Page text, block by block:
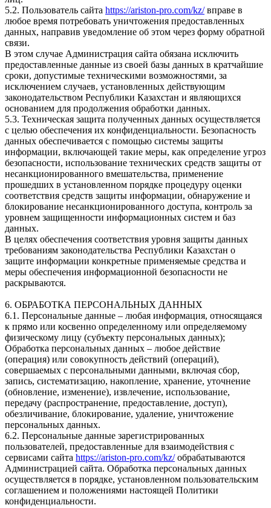
5.2. Пользователь сайта https://ariston-pro.com/kz/вправе в
любое время потребовать уничтожения предоставленных
данных, направив уведомление об этом через форму обратной
связи.
В этом случае Администрация сайта обязана исключить
предоставленные данные из своей базы данных в кратчайшие
сроки, допустимые техническими возможностями, за
исключением случаев, установленных действующим
законодательством Республики Казахстан и являющихся
основанием для продолжения обработки данных.
5.3. Техническая защита полученных данных осуществляется
с целью обеспечения их конфиденциальности. Безопасность
данных обеспечивается с помощью системы защиты
информации, включающей такие меры, как определение угроз
безопасности, использование технических средств защиты от
несанкционированного вмешательства, применение
прошедших в установленном порядке процедуру оценки
соответствия средств защиты информации, обнаружение и
блокирование несанкционированного доступа, контроль за
уровнем защищенности информационных систем и баз
данных.
В целях обеспечения соответствия уровня защиты данных
требованиям законодательства Республики Казахстан о
защите информации конкретные применяемые средства и
меры обеспечения информационной безопасности не
раскрываются.
6. ОБРАБОТКА ПЕРСОНАЛЬНЫХ ДАННЫХ
6.1. Персональные данные – любая информация, относящаяся
к прямо или косвенно определенному или определяемому
физическому лицу (субъекту персональных данных);
Обработка персональных данных – любое действие
(операция) или совокупность действий (операций),
совершаемых с персональными данными, включая сбор,
запись, систематизацию, накопление, хранение, уточнение
(обновление, изменение), извлечение, использование,
передачу (распространение, предоставление, доступ),
обезличивание, блокирование, удаление, уничтожение
персональных данных.
6.2. Персональные данные зарегистрированных
пользователей, предоставленные для взаимодействия с
сервисами сайта https://ariston-pro.com/kz/обрабатываются
Администрацией сайта. Обработка персональных данных
осуществляется в порядке, установленном пользовательским
соглашением и положениями настоящей Политики
конфиденциальности.